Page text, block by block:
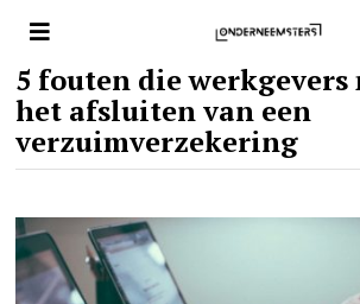
5 fouten die werkgevers
het afsluiten van een
verzuimverzekering